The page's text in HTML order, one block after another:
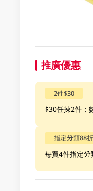
推廣優惠
2件$30
$30任揀2件；
指定分類88折
每買4件指定分